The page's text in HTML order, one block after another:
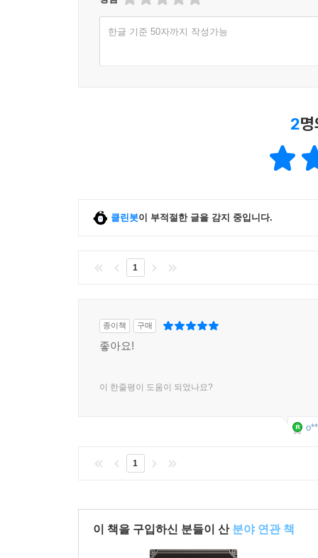
한글 기준 50자까지 작성가능
2
클린봇이 부적절한 글을 감지 중입니다.
1
종이책 구매
좋아요!
이 한줄평이 도움이 되었나요?
1
이 책을 구입하신 분들이 산 분야 연관 책